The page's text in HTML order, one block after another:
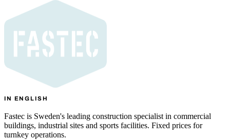
IN ENGLISH
Fastec is Sweden's leading construction specialist in commercial
buildings, industrial sites and sports facilities. Fixed prices for
turnkey operations.